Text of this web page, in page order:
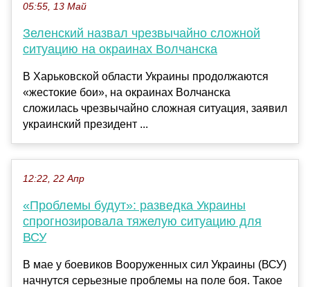
05:55, 13 Май
Зеленский назвал чрезвычайно сложной
ситуацию на окраинах Волчанска
В Харьковской области Украины продолжаются
«жестокие бои», на окраинах Волчанска
сложилась чрезвычайно сложная ситуация, заявил
украинский президент ...
12:22, 22 Апр
«Проблемы будут»: разведка Украины
спрогнозировала тяжелую ситуацию для
ВСУ
В мае у боевиков Вооруженных сил Украины (ВСУ)
начнутся серьезные проблемы на поле боя. Такое